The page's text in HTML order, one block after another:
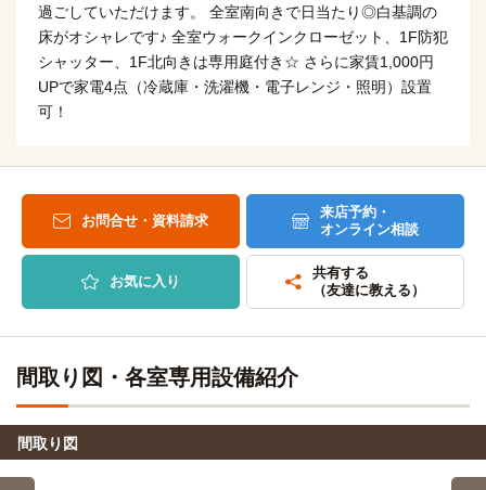
過ごしていただけます。 全室南向きで日当たり◎白基調の
床がオシャレです♪ 全室ウォークインクローゼット、1F防犯
シャッター、1F北向きは専用庭付き☆ さらに家賃1,000円
UPで家電4点（冷蔵庫・洗濯機・電子レンジ・照明）設置
可！
お問合せ・資料請求
来店予約・
オンライン相談
お気に入り
共有する
（友達に教える）
間取り図・各室専用設備紹介
間取り図